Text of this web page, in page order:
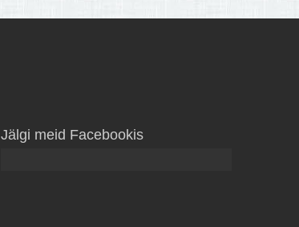
Jälgi meid Facebookis